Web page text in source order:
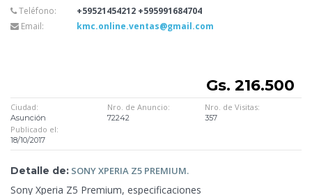
Teléfono:
+59521454212 +595991684704
Email:
kmc.online.ventas@gmail.com
Gs. 216.500
Ciudad:
Asunción
Nro. de Anuncio:
72242
Nro. de Visitas:
357
Publicado el:
18/10/2017
Detalle de: SONYXPERIA Z5 PREMIUM.
Sony Xperia Z5 Premium, especificaciones